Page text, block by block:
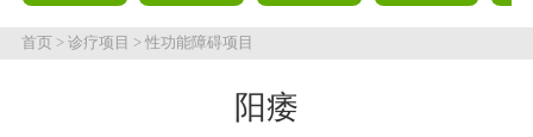
首页> 诊疗项目 > 性功能障碍项目
阳痿